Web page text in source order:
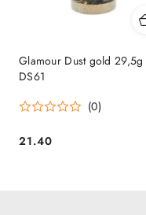
Glamour Dust gold 29,5g
DS61
(0)
Cena:
21.40